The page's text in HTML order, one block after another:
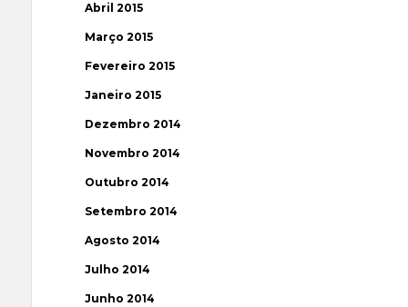
Abril 2015
Março 2015
Fevereiro 2015
Janeiro 2015
Dezembro 2014
Novembro 2014
Outubro 2014
Setembro 2014
Agosto 2014
Julho 2014
Junho 2014